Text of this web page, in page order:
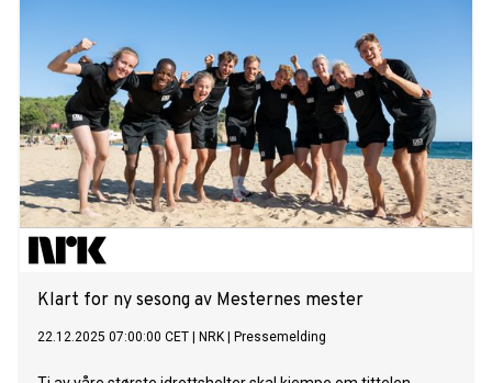
Klart for ny sesong av Mesternes mester
22.12.2025 07:00:00 CET NRK Pressemelding